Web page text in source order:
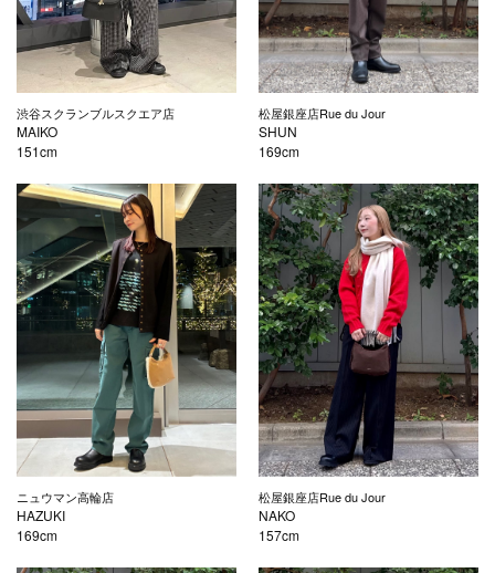
渋谷スクランブルスクエア店
MAIKO
151cm
松屋銀座店Rue du Jour
SHUN
169cm
ニュウマン高輪店
HAZUKI
169cm
松屋銀座店Rue du Jour
NAKO
157cm